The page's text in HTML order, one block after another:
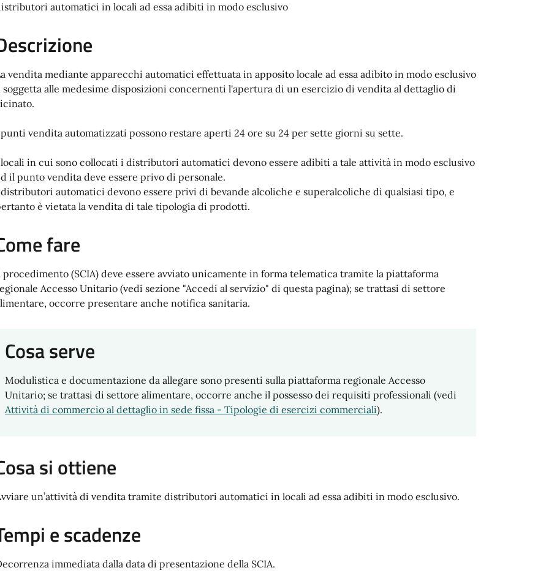
automatici in locali ad essa adibiti in modo esclusivo
vendita mediante apparecchi automatici effettuata in apposito locale ad essa adibito in modo esclusivo
soggetta alle medesime disposizioni concernenti l'apertura di un esercizio di vendita al dettaglio di
vendita automatizzati possono restare aperti 24 ore su 24 per sette giorni su sette.
in cui sono collocati i distributori automatici devono essere adibiti a tale attività in modo esclusivo
il punto vendita deve essere privo di personale.
automatici devono essere privi di bevande alcoliche e superalcoliche di qualsiasi tipo, e
è vietata la vendita di tale tipologia di prodotti.
fare
procedimento (SCIA) deve essere avviato unicamente in forma telematica tramite la piattaforma
Accesso Unitario (vedi sezione "Accedi al servizio" di questa pagina); se trattasi di settore
occorre presentare anche notifica sanitaria.
Cosa serve
Modulistica e documentazione da allegare sono presenti sulla piattaforma regionale Accesso
Unitario; se trattasi di settore alimentare, occorre anche il possesso dei requisiti professionali (vedi
Attività di commercio al dettaglio in sede fissa - Tipologie di esercizi commerciali).
si ottiene
un’attività di vendita tramite distributori automatici in locali ad essa adibiti in modo esclusivo.
e scadenze
immediata dalla data di presentazione della SCIA.